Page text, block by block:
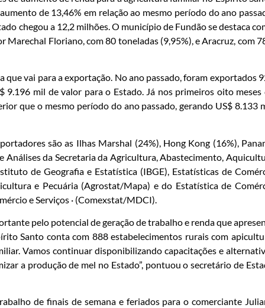
de 13,46% em relação ao mesmo período do ano
chegou a 12,2 milhões. O município de Fundão se destaca
Floriano, com 80 toneladas (9,95%), e Aracruz, com
vai para a exportação. No ano passado, foram exportados
9.196 mil de valor para o Estado. Já nos primeiros oito meses
que o mesmo período do ano passado, gerando US$ 8.133
são as Ilhas Marshal (24%), Hong Kong (16%),
Análises da Secretaria da Agricultura, Abastecimento,
de Geografia e Estatística (IBGE), Estatísticas de
e Pecuária (Agrostat/Mapa) e do Estatística de
e Serviços · (Comexstat/MDCI).
pelo potencial de geração de trabalho e renda que
Santo conta com 888 estabelecimentos rurais com
Vamos continuar disponibilizando capacitações e
a produção de mel no Estado”, pontuou o secretário de
de finais de semana e feriados para o comerciante